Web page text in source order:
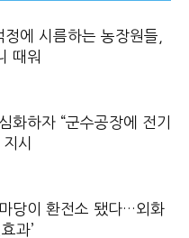
정에 시름하는 농장원들,
때워
화하자 “군수공장에 전기
시
당이 환전소 됐다…외화
과’